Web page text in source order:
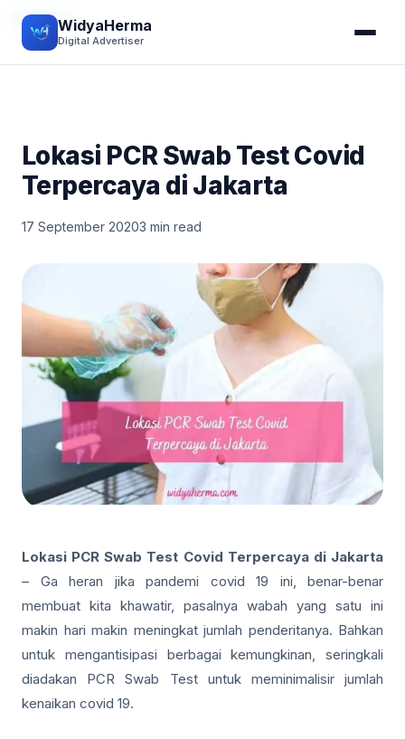
WidyaHerma
Digital Advertiser
HEALTH
Lokasi PCR Swab Test Covid
Terpercaya di Jakarta
17 September 20203 min read
Lokasi PCR Swab Test Covid Terpercaya di Jakarta
– Ga heran jika pandemi covid 19 ini, benar-benar
membuat kita khawatir, pasalnya wabah yang satu ini
makin hari makin meningkat jumlah penderitanya. Bahkan
untuk mengantisipasi berbagai kemungkinan, seringkali
diadakan PCR Swab Test untuk meminimalisir jumlah
kenaikan covid 19.